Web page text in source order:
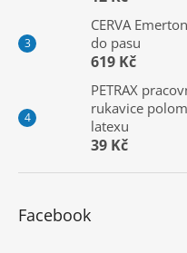
CERVA
do pasu
619 Kč
PETRAX
rukavice
latexu
39 Kč
Facebook